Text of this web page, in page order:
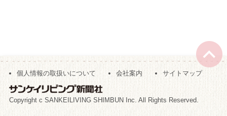
個人情報の取扱いについて 会社案内 サイトマップ
Copyright c SANKEILIVING SHIMBUN Inc. All Rights Reserved.